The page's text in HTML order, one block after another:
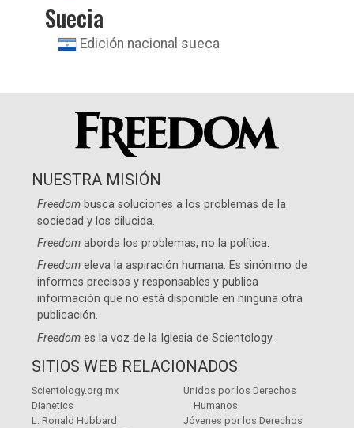
Suecia
Edición nacional sueca
NUESTRA MISIÓN
Freedom busca soluciones a los problemas de la
sociedad y los dilucida.
Freedom aborda los problemas, no la política.
Freedom eleva la aspiración humana. Es sinónimo de
informes precisos y responsables y publica
información que no está disponible en ninguna otra
publicación.
Freedom es la voz de la Iglesia de Scientology.
SITIOS WEB RELACIONADOS
Scientology.org.mx
Dianetics
L. Ronald Hubbard
Unidos por los Derechos
Humanos
Jóvenes por los Derechos